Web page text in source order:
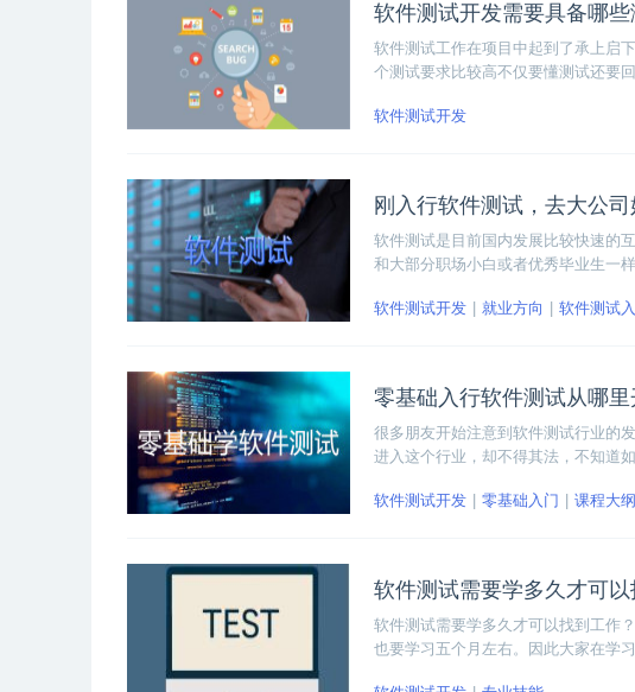
软件测试开发需要具备哪些
软件测试工作在项目中起到了承上启
个测试要求比较高不仅要懂测试还要
软件测试开发
刚入行软件测试，去大公
软件测试是目前国内发展比较快速的
和大部分职场小白或者优秀毕业生一
软件测试开发 就业方向 软件测试
零基础入行软件测试从哪里
很多朋友开始注意到软件测试行业的
进入这个行业，却不得其法，不知道
软件测试开发 零基础入门 课程大纲
软件测试需要学多久才可以
软件测试需要学多久才可以找到工作
也要学习五个月左右。因此大家在学